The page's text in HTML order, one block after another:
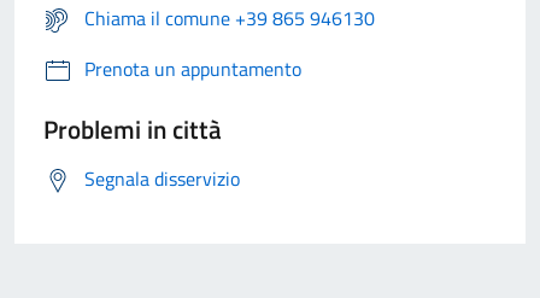
Chiama il comune +39 865 946130
Prenota un appuntamento
Problemi in città
Segnala disservizio